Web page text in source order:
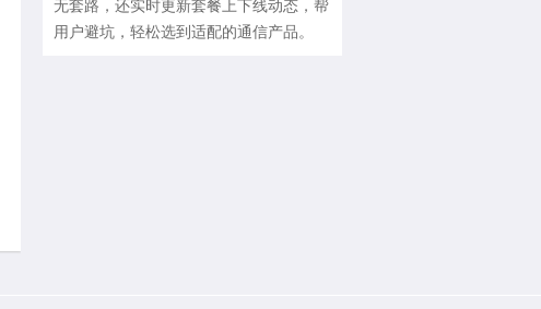
无套路，还实时更新套餐上下线动态，帮
用户避坑，轻松选到适配的通信产品。